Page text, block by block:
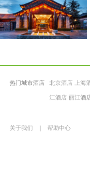
热门城市酒店 北京酒店 上海
江酒店 丽江酒
关于我们
帮助中心